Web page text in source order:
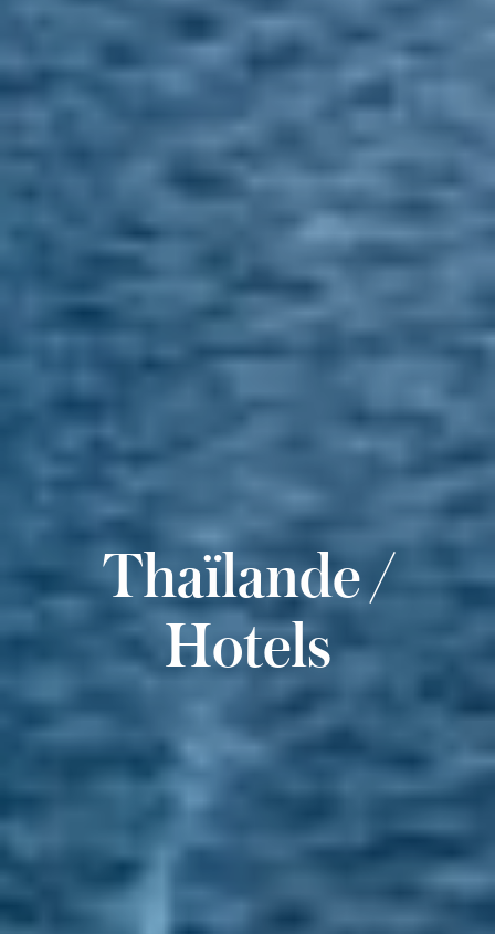
Thaïlande /
Hotels